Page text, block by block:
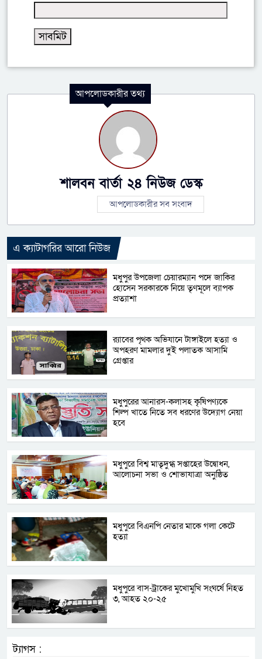
আপলোডকারীর তথ্য
শালবন বার্তা ২৪ নিউজ ডেস্ক
আপলোডকারীর সব সংবাদ
এ ক্যাটাগরির আরো নিউজ
মধুপুর উপজেলা চেয়ারম্যান পদে জাকির
হোসেন সরকারকে নিয়ে তৃণমূলে ব্যাপক
প্রত্যাশা
র‌্যাবের পৃথক অভিযানে টাঙ্গাইলে হত্যা ও
অপহরণ মামলার দুই পলাতক আসামি
গ্রেপ্তার
মধুপুরের আনারস-কলাসহ কৃষিপণ্যকে
শিল্প খাতে নিতে সব ধরণের উদ্যোগ নেয়া
হবে
মধুপুরে বিশ্ব মাতৃদুগ্ধ সপ্তাহের উদ্বোধন,
আলোচনা সভা ও শোভাযাত্রা অনুষ্ঠিত
মধুপুরে বিএনপি নেতার মাকে গলা কেটে
হত্যা
মধুপুরে বাস-ট্রাকের মুখোমুখি সংঘর্ষে নিহত
৩, আহত ২০-২৫
ট্যাগস :